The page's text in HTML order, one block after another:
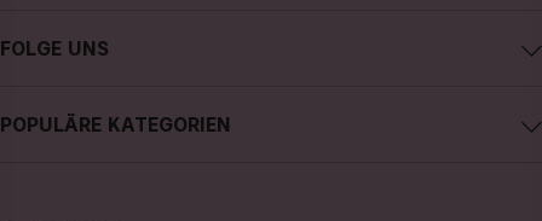
Datenschutzerklärung
Kauf widerrufen
FOLGE UNS
Facebook
POPULÄRE KATEGORIEN